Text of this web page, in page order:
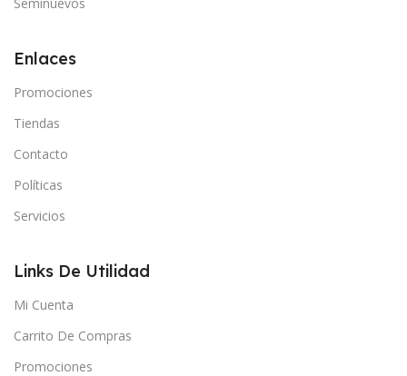
Enlaces
Promociones
Tiendas
Contacto
Políticas
Servicios
Links De Utilidad
Mi Cuenta
Carrito De Compras
Promociones